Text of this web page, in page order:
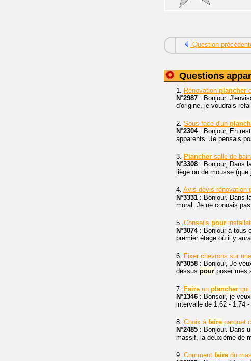
Question
Questions
1. Rénovation plancher
N°2987 : Bonjour.
d'origine, je voudrais
2. Sous-face d'un
N°2304: Bonjour, En
apparents. Je pensais
3. Plancher salle de
N°3308 : Bonjour, Dans
liège ou de mousse
4. Avis devis rénovation
N°3331 : Bonjour. Dans
mural. Je ne connais
5. Conseils pour
N°3074: Bonjour à tous
premier étage où il y
6. Fixer chevrons sur
N°3058 : Bonjour, Je
dessus pour poser mes
7. Faire un plancher qui
N°1346 : Bonsoir, je
intervalle de 1,62 - 1,74
8. Choix à faire parquet
N°2485 : Bonjour. Dans
massif, la deuxième de
9. Comment faire du